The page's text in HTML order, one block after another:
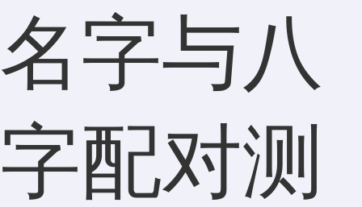
名字与八
字配对测